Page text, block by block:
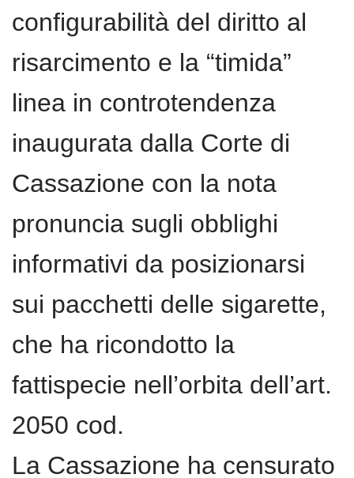
configurabilità del diritto al
risarcimento e la “timida”
linea in controtendenza
inaugurata dalla Corte di
Cassazione con la nota
pronuncia sugli obblighi
informativi da posizionarsi
sui pacchetti delle sigarette,
che ha ricondotto la
fattispecie nell’orbita dell’art.
2050 cod.
La Cassazione ha censurato